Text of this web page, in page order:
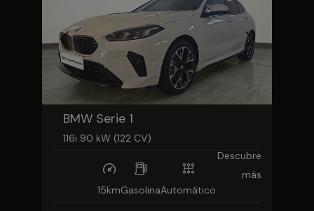
BMW Serie 1
116i 90 kW (122 CV)
15kmGasolinaAutomático
Descubre
más